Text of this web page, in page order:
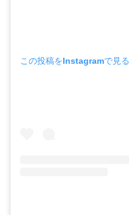
この投稿をInstagramで見る